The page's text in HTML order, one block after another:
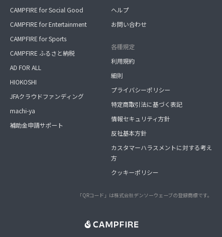
CAMPFIRE for Social Good
CAMPFIRE for Entertainment
CAMPFIRE for Sports
CAMPFIRE ふるさと納税
AD FOR ALL
HIOKOSHI
JFAクラウドファンディング
machi-ya
補助金申請サポート
ヘルプ
お問い合わせ
各種規定
利用規約
細則
プライバシーポリシー
特定商取引法に基づく表記
情報セキュリティ方針
反社基本方針
カスタマーハラスメントに対する考え
方
クッキーポリシー
「QRコード」は株式会社デンソーウェーブの登録商標です。